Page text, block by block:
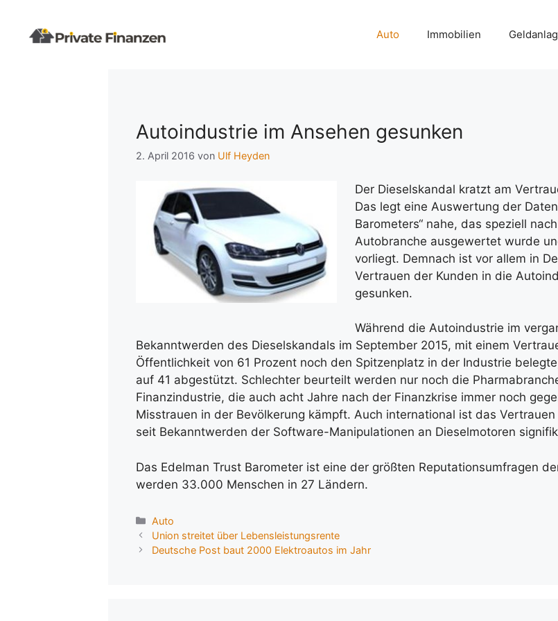
springen
Auto Immobilien
Autoindustrie im Ansehen gesunken
2. April 2016 von Ulf Heyden
Der Dieselskandal kratzt am
Das legt eine Auswertung der
Barometers“ nahe, das speziell
Autobranche ausgewertet wurde
vorliegt. Demnach ist vor allem in
Vertrauen der Kunden in die
gesunken.
Während die Autoindustrie im
Bekanntwerden des Dieselskandals im September 2015, mit einem
Öffentlichkeit von 61 Prozent noch den Spitzenplatz in der Industrie
auf 41 abgestützt. Schlechter beurteilt werden nur noch die
Finanzindustrie, die auch acht Jahre nach der Finanzkrise immer noch
Misstrauen in der Bevölkerung kämpft. Auch international ist das
seit Bekanntwerden der Software-Manipulationen an Dieselmotoren
Das Edelman Trust Barometer ist eine der größten Reputationsumfragen
werden 33.000 Menschen in 27 Ländern.
Kategorien
Auto
Union streitet über Lebensleistungsrente
Deutsche Post baut 2000 Elektroautos im Jahr